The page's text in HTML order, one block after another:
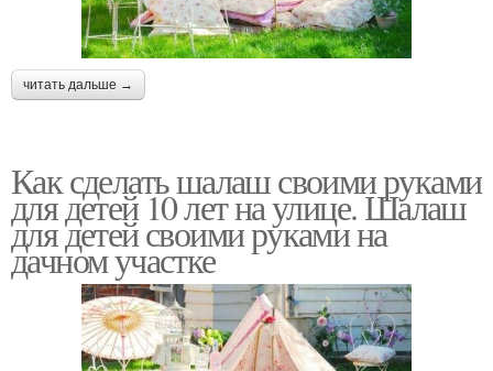
читать дальше →
Как сделать шалаш своими руками
для детей 10 лет на улице. Шалаш
для детей своими руками на
дачном участке